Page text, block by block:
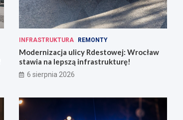
INFRASTRUKTURA REMONTY
Modernizacja ulicy Rdestowej: Wrocław
stawia na lepszą infrastrukturę!
6 sierpnia 2026